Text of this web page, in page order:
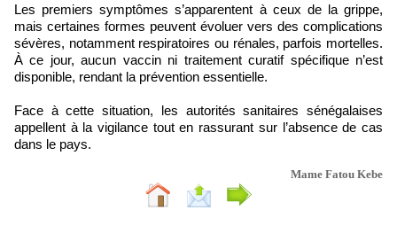
Les premiers symptômes s’apparentent à ceux de la grippe,
mais certaines formes peuvent évoluer vers des complications
sévères, notamment respiratoires ou rénales, parfois mortelles.
À ce jour, aucun vaccin ni traitement curatif spécifique n’est
disponible, rendant la prévention essentielle.
Face à cette situation, les autorités sanitaires sénégalaises
appellent à la vigilance tout en rassurant sur l’absence de cas
dans le pays.
Mame Fatou Kebe